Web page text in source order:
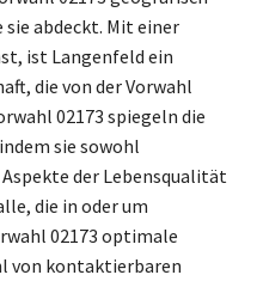
abdeckt. Mit einer
ist Langenfeld ein
die von der Vorwahl
02173 spiegeln die
sie sowohl
der Lebensqualität
die in oder um
02173 optimale
von kontaktierbaren